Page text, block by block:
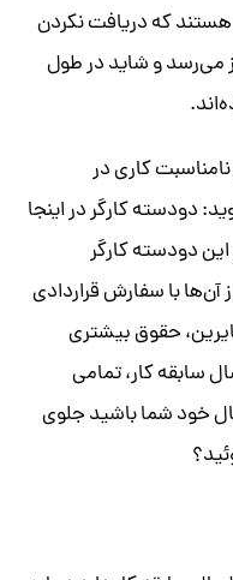
هستند که دریافت نکردن
می‌رسد و شاید در طول
کاری در
دودسته کارگر در اینجا
دودسته کارگر
با سفارش قراردادی
حقوق بیشتری
سابقه کار، تمامی
حال خود شما باشید جلوی